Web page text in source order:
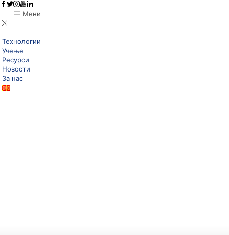
Мени
Технологии
Учење
Ресурси
Новости
За нас